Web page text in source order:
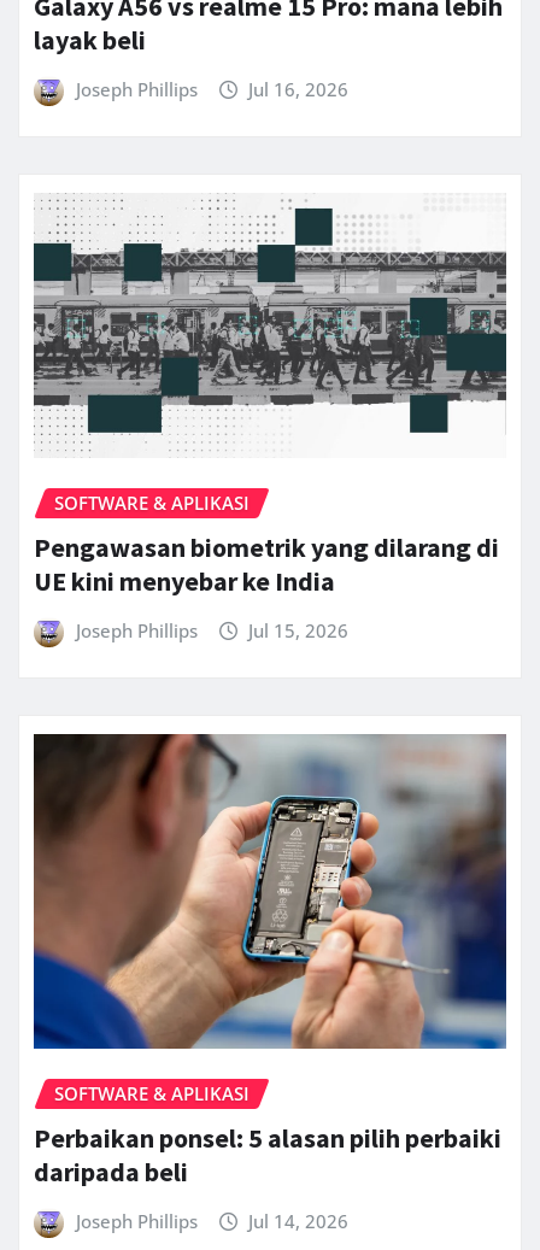
layak beli
Joseph Phillips Jul 16, 2026
SOFTWARE & APLIKASI
Pengawasan biometrik yang dilarang di
UE kini menyebar ke India
Joseph Phillips Jul 15, 2026
SOFTWARE & APLIKASI
Perbaikan ponsel: 5 alasan pilih perbaiki
daripada beli
Joseph Phillips Jul 14, 2026